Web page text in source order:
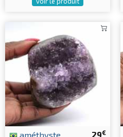
29€
améthyste